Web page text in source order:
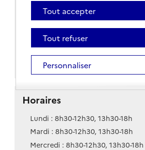
Voir itinéraire
04 70 34 15 50
Contact
Site internet
Horaires
Lundi : 8h30-12h30, 13h30-18h
Mardi : 8h30-12h30, 13h30-18h
Mercredi : 8h30-12h30, 13h30-18h
Tout accepter
Tout refuser
Personnaliser